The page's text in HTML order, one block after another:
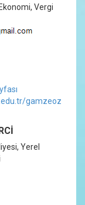
Ekonomi, Vergi
gamzeoz
Yerel